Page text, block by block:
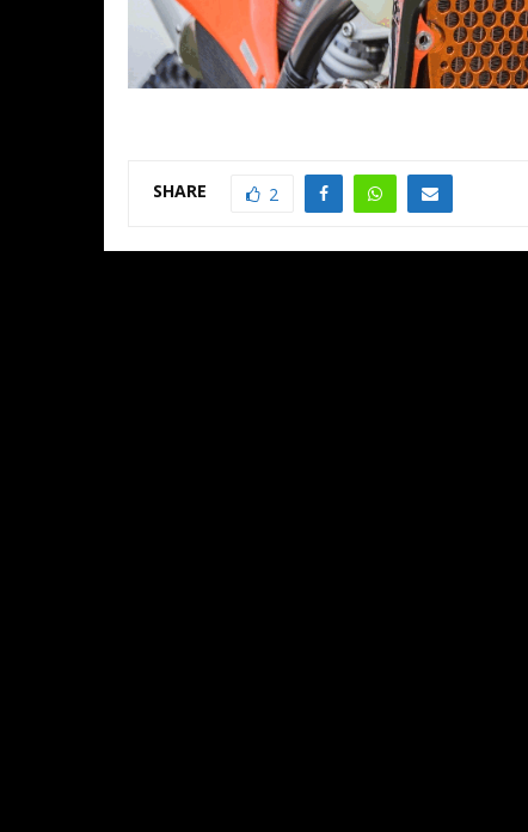
SHARE 2